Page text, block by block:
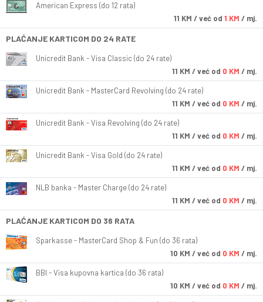
American Express (do 12 rata)
11 KM / već od 1 KM / mj.
PLAĆANJE KARTICOM DO 24 RATE
Unicredit Bank - Visa Classic (do 24 rate)
11 KM / već od 0 KM / mj.
Unicredit Bank - MasterCard Revolving (do 24 rate)
11 KM / već od 0 KM / mj.
Unicredit Bank - Visa Revolving (do 24 rate)
11 KM / već od 0 KM / mj.
Unicredit Bank - Visa Gold (do 24 rate)
11 KM / već od 0 KM / mj.
NLB banka - Master Charge (do 24 rate)
11 KM / već od 0 KM / mj.
PLAĆANJE KARTICOM DO 36 RATA
Sparkasse - MasterCard Shop & Fun (do 36 rata)
10 KM / već od 0 KM / mj.
BBI - Visa kupovna kartica (do 36 rata)
10 KM / već od 0 KM / mj.